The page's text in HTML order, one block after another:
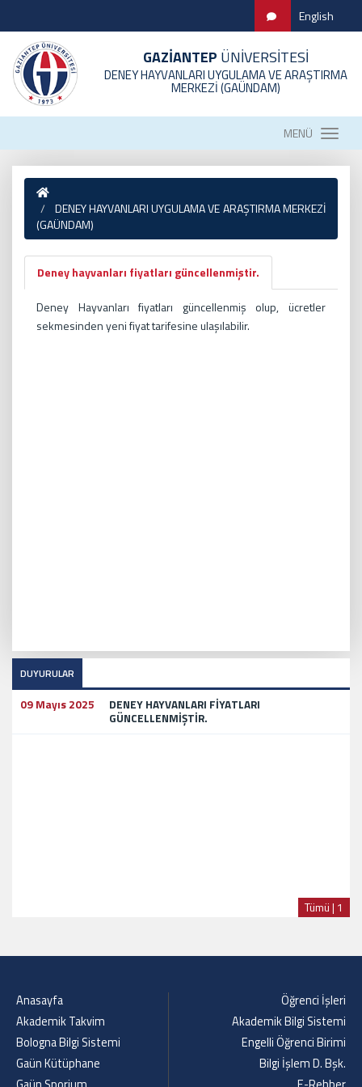
English
GAZİANTEP ÜNİVERSİTESİ
DENEY HAYVANLARI UYGULAMA VE ARAŞTIRMA
MERKEZİ (GAÜNDAM)
MENÜ
DENEY HAYVANLARI UYGULAMA VE ARAŞTIRMA MERKEZİ
(GAÜNDAM)
Deney hayvanları fiyatları güncellenmiştir.
Deney Hayvanları fiyatları güncellenmiş olup, ücretler
sekmesinden yeni fiyat tarifesine ulaşılabilir.
DUYURULAR
09 Mayıs 2025
DENEY HAYVANLARI FİYATLARI
GÜNCELLENMİŞTİR.
Tümü | 1
Anasayfa
Akademik Takvim
Bologna Bilgi Sistemi
Gaün Kütüphane
Öğrenci İşleri
Akademik Bilgi Sistemi
Engelli Öğrenci Birimi
Bilgi İşlem D. Bşk.